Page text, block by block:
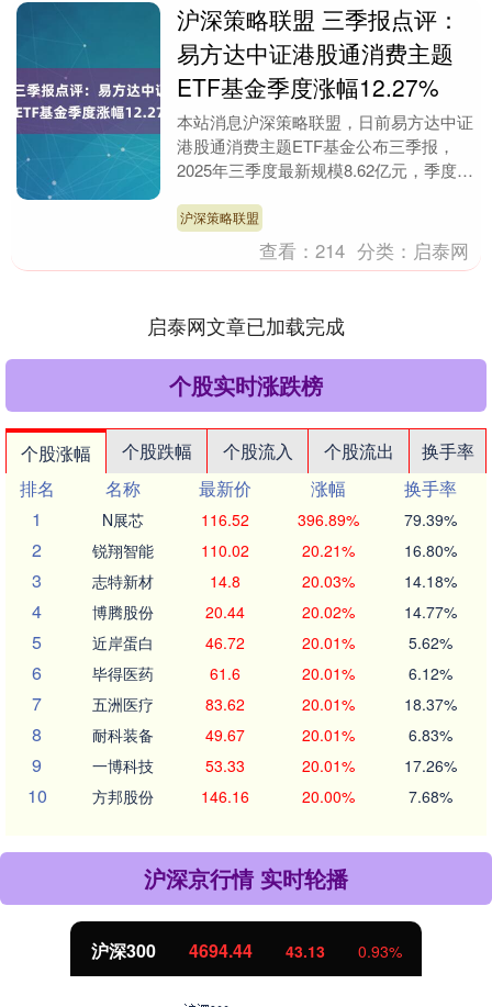
沪深策略联盟 三季报点评：
易方达中证港股通消费主题
ETF基金季度涨幅12.27%
本站消息沪深策略联盟，日前易方达中证
港股通消费主题ETF基金公布三季报，
2025年三季度最新规模8.62亿元，季度净
方....
沪深策略联盟
查看：214 分类： 启泰网
启泰网文章已加载完成
个股实时涨跌榜
个股涨幅 个股跌幅 个股流入 个股流出
换手率
排名
名称 最新价 涨幅
换手率
1
N展芯 116.52 396.89% 79.39%
2 锐翔智能 110.02 20.21% 16.80%
3 志特新材 14.8 20.03% 14.18%
4 博腾股份 20.44 20.02% 14.77%
5 近岸蛋白 46.72 20.01% 5.62%
6 毕得医药 61.6 20.01% 6.12%
7 五洲医疗 83.62 20.01% 18.37%
8 耐科装备 49.67 20.01% 6.83%
9 一博科技 53.33 20.01% 17.26%
10 方邦股份 146.16 20.00% 7.68%
沪深京行情 实时轮播
沪深300 4694.44 43.13 0.93%